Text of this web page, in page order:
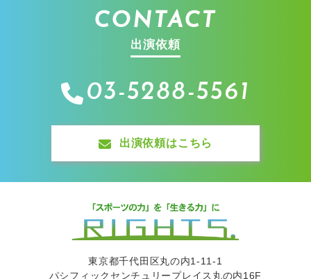
CONTACT
出演依頼
03-5288-5561
出演依頼はこちら
東京都千代田区丸の内1-11-1
パシフィックセンチュリープレイス丸の内16F